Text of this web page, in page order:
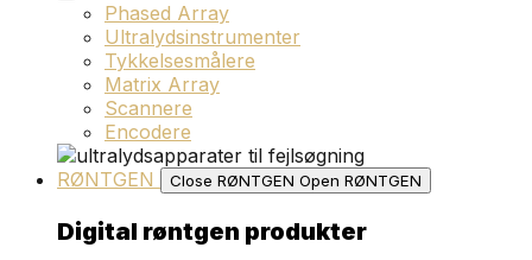
Phased Array
Ultralydsinstrumenter
Tykkelsesmålere
Matrix Array
Scannere
Encodere
RØNTGEN
Close RØNTGEN Open RØNTGEN
Digital røntgen produkter